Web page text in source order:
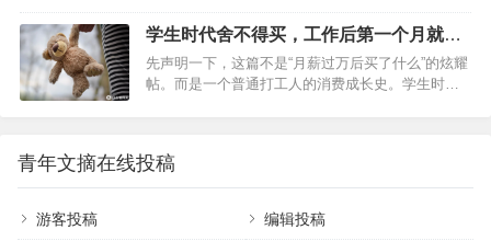
类： 1 发酵篇 六大茶类的划分基础是在制作中，
由茶叶发酵的不同程度决定的。发酵程度同时影响
续火热，也反映了我们这帮80、90后老男孩成家之
后的不易。相信对于每一位 80 、90后玩家心里或许
都藏着一台 XX80 结尾显卡的主机的梦。昔日的梦
想辗转多年，依旧时常在心头泛起涟漪。曾经一张
政主机」的装机内容，配置上选择了儿时肯定高攀
不起的…
学生时代舍不得买，工作后第一个月就下
单的7件装备
先声明一下，这篇不是“月薪过万后买了什么”的炫耀
帖。而是一个普通打工人的消费成长史。学生时代
忍”“以后再说”。结果真正发工资以后，第一个想到
下单的，恰恰是这些曾经收藏夹里躺了好几年的东
西。最近和身边不少同事聊过这个话题，发现大家
买的东西虽然不同，但背后的逻辑却出奇一致：以
青年文摘在线投稿
游客投稿 编辑投稿